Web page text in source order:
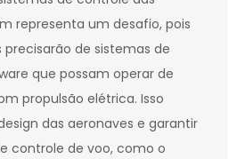
representa um desafio, pois
precisarão de sistemas de
que possam operar de
propulsão elétrica. Isso
das aeronaves e garantir
controle de voo, como o